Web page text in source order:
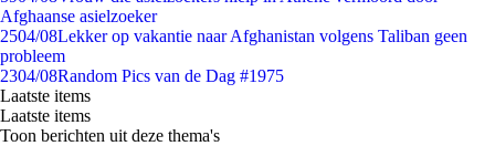
Afghaanse asielzoeker
2504/08Lekker op vakantie naar Afghanistan volgens Taliban geen
probleem
2304/08Random Pics van de Dag #1975
Laatste items
Laatste items
Toon berichten uit deze thema's